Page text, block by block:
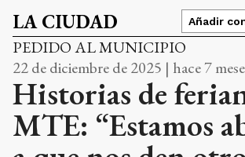
LA CIUDAD Añadir
PEDIDO AL MUNICIPIO
22 de diciembre de 2025 | hace 7
Historias de
MTE: “Estamos